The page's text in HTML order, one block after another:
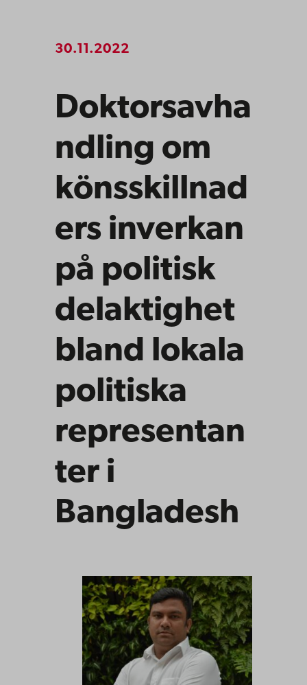
30.11.2022
Doktorsavha
ndling om
könsskillnad
ers inverkan
på politisk
delaktighet
bland lokala
politiska
representan
ter i
Bangladesh